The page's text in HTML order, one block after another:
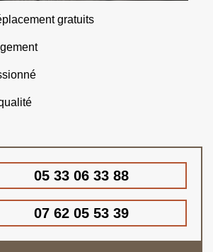
gratuits
05 33 06 33 88
07 62 05 53 39